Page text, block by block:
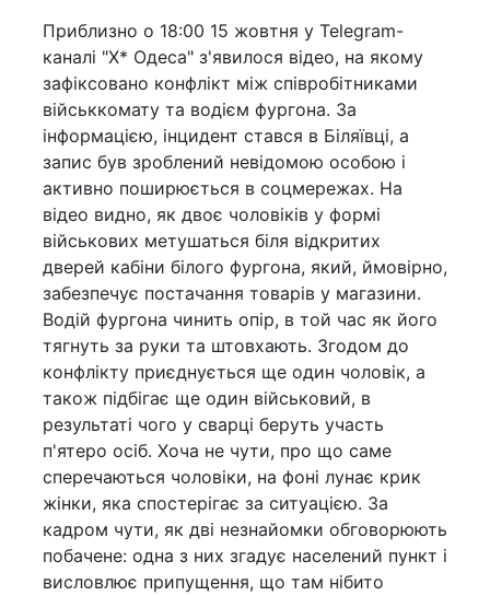
Приблизно о 18:00 15 жовтня у Telegram-
каналі "Х* Одеса" з'явилося відео, на якому
зафіксовано конфлікт між співробітниками
військкомату та водієм фургона. За
інформацією, інцидент стався в Біляївці, а
запис був зроблений невідомою особою і
активно поширюється в соцмережах. На
відео видно, як двоє чоловіків у формі
військових метушаться біля відкритих
дверей кабіни білого фургона, який, ймовірно,
забезпечує постачання товарів у магазини.
Водій фургона чинить опір, в той час як його
тягнуть за руки та штовхають. Згодом до
конфлікту приєднується ще один чоловік, а
також підбігає ще один військовий, в
результаті чого у сварці беруть участь
п'ятеро осіб. Хоча не чути, про що саме
сперечаються чоловіки, на фоні лунає крик
жінки, яка спостерігає за ситуацією. За
кадром чути, як дві незнайомки обговорюють
побачене: одна з них згадує населений пункт і
висловлює припущення, що там нібито